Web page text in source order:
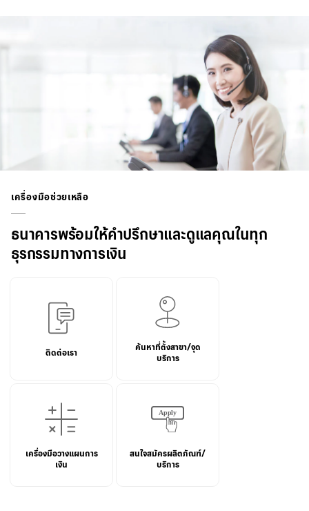
เครื่องมือช่วยเหลือ
ธนาคารพร้อมให้คำปรึกษาและดูแลคุณในทุก
ธุรกรรมทางการเงิน
ติดต่อเรา
ค้นหาที่ตั้งสาขา/จุด
บริการ
เครื่องมือวางแผนการ
เงิน
สนใจสมัครผลิตภัณฑ์/
บริการ